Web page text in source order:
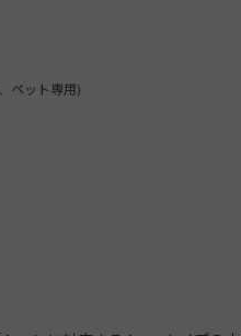
ペット専用)